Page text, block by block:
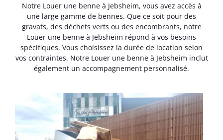
Notre Louer une benne à Jebsheim, vous avez accès à
une large gamme de bennes. Que ce soit pour des
gravats, des déchets verts ou des encombrants, notre
Louer une benne à Jebsheim répond à vos besoins
spécifiques. Vous choisissez la durée de location selon
vos contraintes. Notre Louer une benne à Jebsheim inclut
également un accompagnement personnalisé.